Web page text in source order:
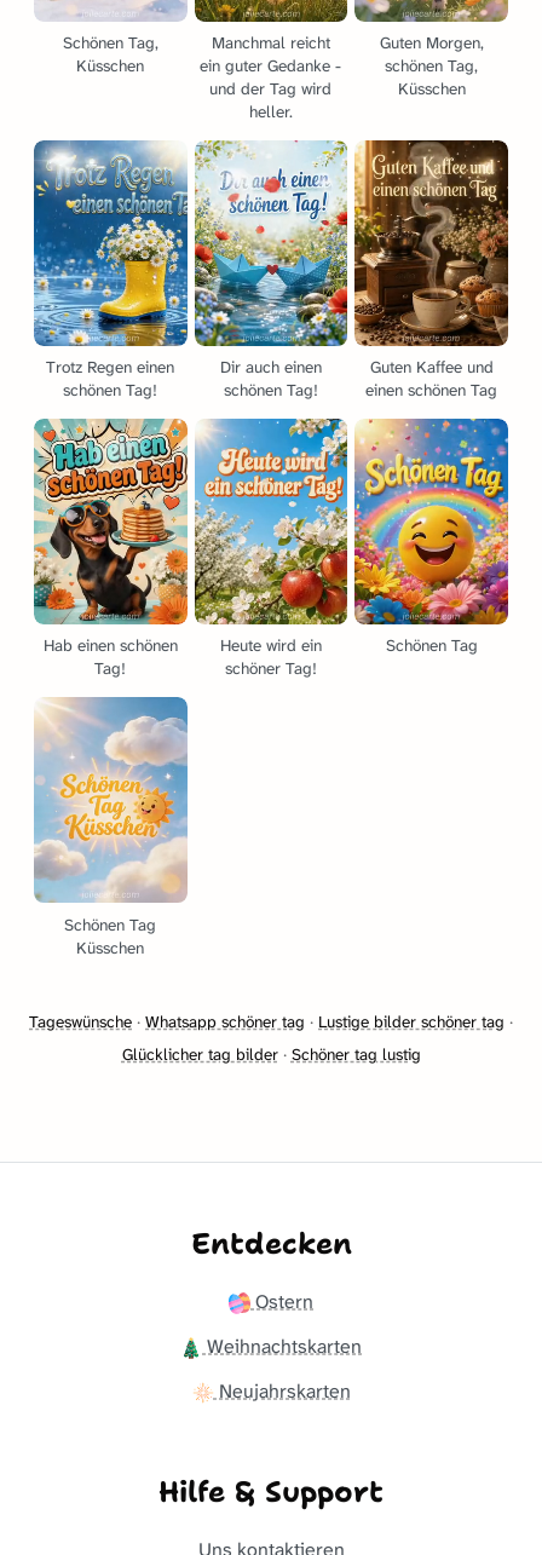
Schönen Tag,
Küsschen
Manchmal reicht
ein guter Gedanke -
und der Tag wird
heller.
Guten Morgen,
schönen Tag,
Küsschen
Trotz Regen einen
schönen Tag!
Dir auch einen
schönen Tag!
Guten Kaffee und
einen schönen Tag
Hab einen schönen
Tag!
Heute wird ein
schöner Tag!
Schönen Tag
Schönen Tag
Küsschen
Tageswünsche · Whatsapp schöner tag · Lustige bilder schöner tag ·
Glücklicher tag bilder· Schöner tag lustig
Entdecken
Ostern
Weihnachtskarten
Neujahrskarten
Hilfe & Support
Uns kontaktieren